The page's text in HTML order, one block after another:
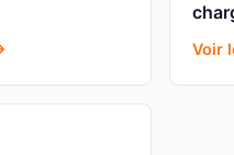
Voir